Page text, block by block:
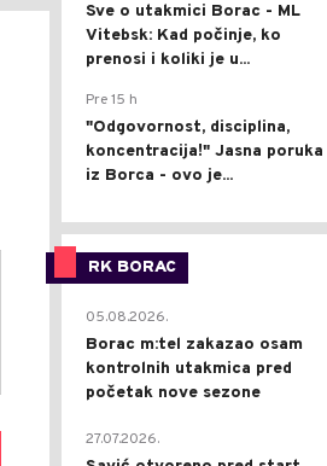
Sve o utakmici Borac - ML
Vitebsk: Kad počinje, ko
prenosi i koliki je u...
Pre 15 h
"Odgovornost, disciplina,
koncentracija!" Jasna poruka
iz Borca - ovo je...
RK BORAC
05.08.2026.
Borac m:tel zakazao osam
kontrolnih utakmica pred
početak nove sezone
27.07.2026.